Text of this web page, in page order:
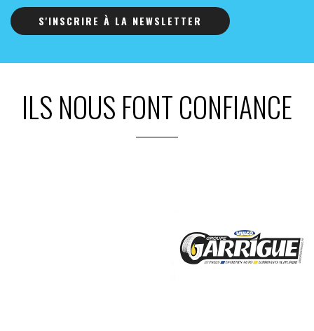
S'INSCRIRE À LA NEWSLETTER
ILS NOUS FONT CONFIANCE